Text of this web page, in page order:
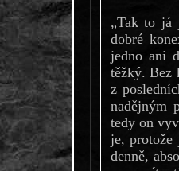
„Tak to já
dobré
jedno ani
těžký. Bez
z
nadějným
tedy on
je, protože
denně,